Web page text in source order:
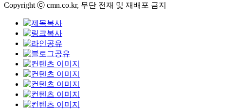
Copyright ⓒ cmn.co.kr, 무단 전재 및 재배포 금지